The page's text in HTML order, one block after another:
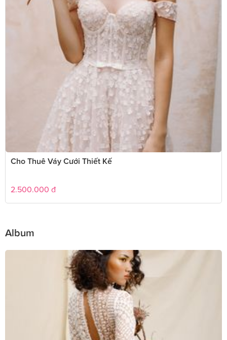
Cho Thuê Váy Cưới Thiết Kế
2.500.000 đ
Album